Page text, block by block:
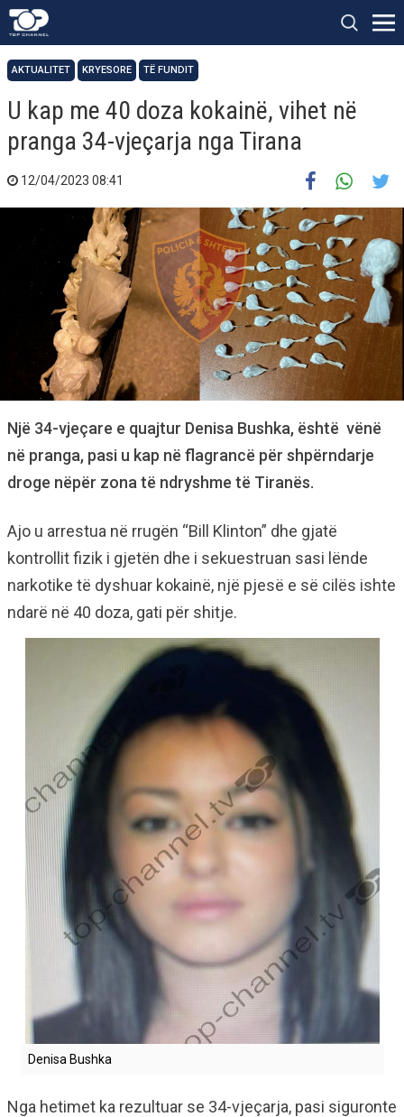
AKTUALITET KRYESORE TË FUNDIT
U kap me 40 doza kokainë, vihet në
pranga 34-vjeçarja nga Tirana
12/04/2023 08:41
Një 34-vjeçare e quajtur Denisa Bushka, është vënë
në pranga, pasi u kap në flagrancë për shpërndarje
droge nëpër zona të ndryshme të Tiranës.
Ajo u arrestua në rrugën “Bill Klinton” dhe gjatë
kontrollit fizik i gjetën dhe i sekuestruan sasi lënde
narkotike të dyshuar kokainë, një pjesë e së cilës ishte
ndarë në 40 doza, gati për shitje.
Denisa Bushka
Nga hetimet ka rezultuar se 34-vjeçarja, pasi siguronte